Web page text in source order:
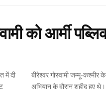
को आर्मी
में दी
अभियान के दौरान शहीद हुए थे।